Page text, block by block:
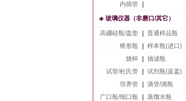
内插管
玻璃仪器（非磨口/其它）
高硼硅瓶/盖垫
普通样品瓶
锥形瓶
样本瓶(进口)
烧杯
抽滤瓶
试管/杜氏管
试剂瓶(蓝盖)
培养管
滴管/滴瓶
广口瓶/细口瓶
蒸馏水瓶